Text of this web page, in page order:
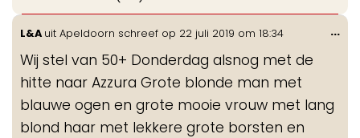
L&A uit Apeldoorn schreef op 22 juli 2019 om 18:34
Wij stel van 50+ Donderdag alsnog met de
hitte naar Azzura Grote blonde man met
blauwe ogen en grote mooie vrouw met lang
blond haar met lekkere grote borsten en
...